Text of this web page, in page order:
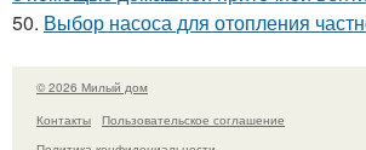
50. Выбор насоса для отопления
© 2026 Милый дом
Контакты
Пользовательское соглашение